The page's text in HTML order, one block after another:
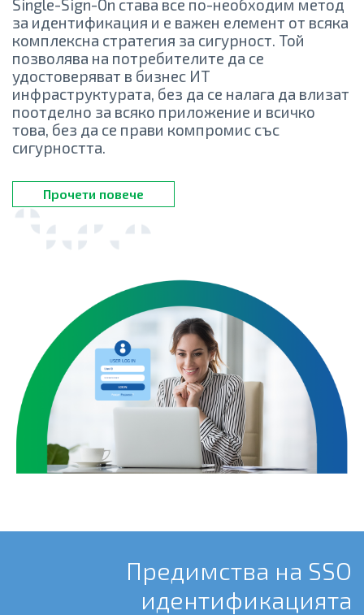
Single-Sign-On става все по-необходим метод
за идентификация и е важен елемент от всяка
комплексна стратегия за сигурност. Той
позволява на потребителите да се
удостоверяват в бизнес ИТ
инфраструктурата, без да се налага да влизат
поотделно за всяко приложение и всичко
това, без да се прави компромис със
сигурността.
Прочети повече
Предимства на SSO
идентификацията